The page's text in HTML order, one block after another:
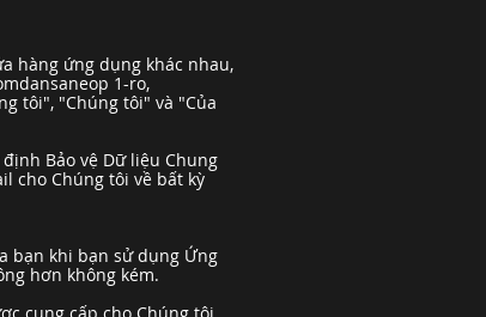
hàng ứng dụng khác nhau,
1-ro,
tôi", "Chúng tôi" và "Của
Bảo vệ Dữ liệu Chung
cho Chúng tôi về bất kỳ
bạn khi bạn sử dụng Ứng
hơn không kém.